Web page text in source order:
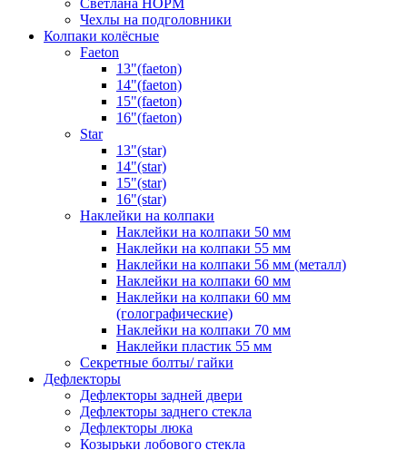
Светлана НОРМ
Чехлы на подголовники
Колпаки колёсные
Faeton
13"(faeton)
14"(faeton)
15"(faeton)
16"(faeton)
Star
13"(star)
14"(star)
15"(star)
16"(star)
Наклейки на колпаки
Наклейки на колпаки 50 мм
Наклейки на колпаки 55 мм
Наклейки на колпаки 56 мм (металл)
Наклейки на колпаки 60 мм
Наклейки на колпаки 60 мм
(голографические)
Наклейки на колпаки 70 мм
Наклейки пластик 55 мм
Секретные болты/ гайки
Дефлекторы
Дефлекторы задней двери
Дефлекторы заднего стекла
Дефлекторы люка
Козырьки лобового стекла